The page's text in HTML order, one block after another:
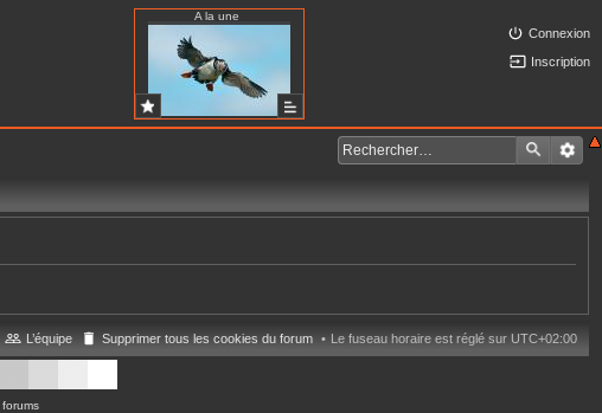
A la une
Connexion
Inscription
Le fuseau horaire est réglé sur UTC+02:00
Supprimer tous les cookies du forum
L’équipe
forums